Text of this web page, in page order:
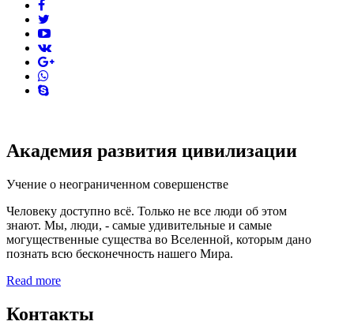
facebook
youtube
vk
skype
Академия развития цивилизации
Учение о неограниченном совершенстве
Человеку доступно всё. Только не все люди об этом
знают. Мы, люди, - самые удивительные и самые
могущественные существа во Вселенной, которым дано
познать всю бесконечность нашего Мира.
Read more
Контакты